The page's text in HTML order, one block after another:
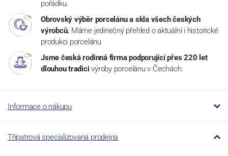
pořádku.
Obrovský výběr porcelánu a skla všech českých
výrobců. Máme jedinečný přehled o aktuální i historické
produkci porcelánu
Jsme česká rodinná firma podporující přes 220 let
dlouhou tradici výroby porcelánu v Čechách.
Informace o nákupu
Třípatrová specializovaná prodejna